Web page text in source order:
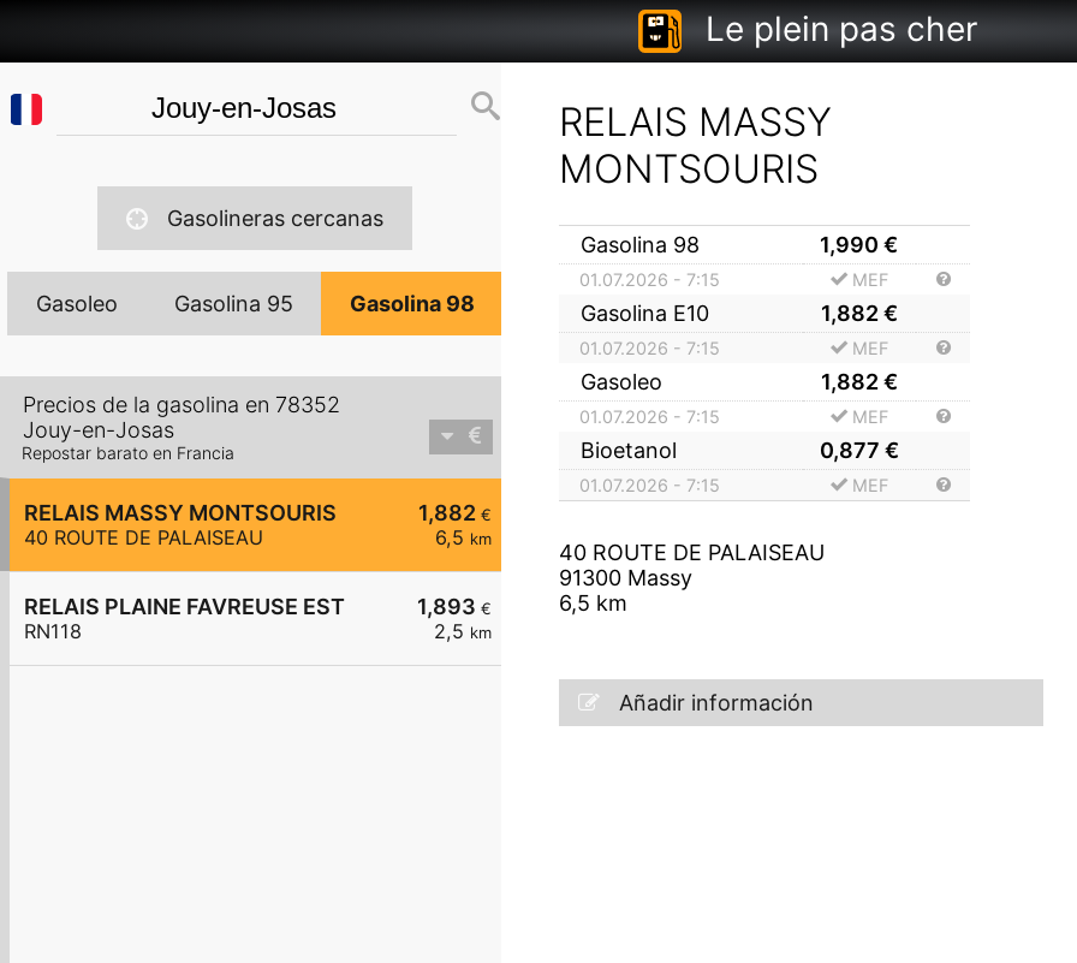
Le plein pas cher
Gasolineras cercanas
Gasoleo Gasolina 95 Gasolina 98
Precios de la gasolina en 78352
Jouy-en-Josas
Repostar barato en Francia
1,882 €
6,5 km
RELAIS MASSY MONTSOURIS
40 ROUTE DE PALAISEAU
1,893 €
2,5 km
RELAIS PLAINE FAVREUSE EST
RN118
RELAIS MASSY
MONTSOURIS
Gasolina 98 1,990 €
01.07.2026 - 7:15 MEF
Gasolina E10 1,882€
01.07.2026 - 7:15 MEF
Gasoleo 1,882€
01.07.2026 - 7:15 MEF
Bioetanol 0,877 €
01.07.2026 - 7:15 MEF
40 ROUTE DE PALAISEAU
91300 Massy
6,5 km
Añadir información